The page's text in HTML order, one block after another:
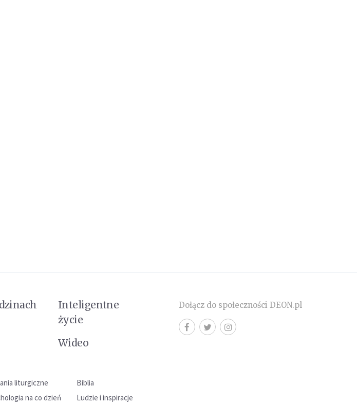
Inteligentne
życie
Wideo
liturgiczne
Biblia
na co dzień Ludzie i inspiracje
Dołącz do społeczności DEON.pl